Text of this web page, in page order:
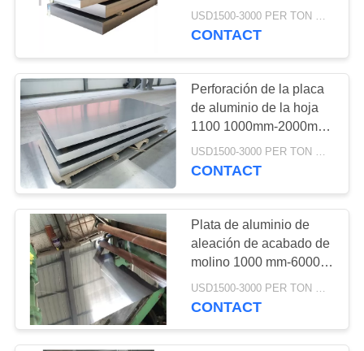
PRIVACY
POLICY
Tubo de aluminio
del tubo
25
Bobina del acero
inoxidable
68
de exportación estándar
certificada ISO
USD1500-3000 PER TON MOQ:1TON
CONTACT
Perforación de la placa
de aluminio de la hoja
1100 1000mm-2000mm
para el acabado de la
fábrica industrial
USD1500-3000 PER TON MOQ:1TON
CONTACT
Plata de aluminio de
aleación de acabado de
molino 1000 mm-6000
mm con tolerancia ± 1%
CONTACT